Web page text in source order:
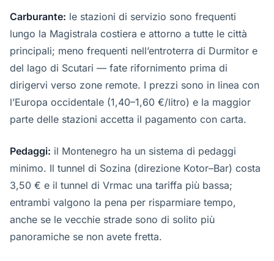
Carburante: le stazioni di servizio sono frequenti
lungo la Magistrala costiera e attorno a tutte le città
principali; meno frequenti nell’entroterra di Durmitor e
del lago di Scutari — fate rifornimento prima di
dirigervi verso zone remote. I prezzi sono in linea con
l’Europa occidentale (1,40–1,60 €/litro) e la maggior
parte delle stazioni accetta il pagamento con carta.
Pedaggi: il Montenegro ha un sistema di pedaggi
minimo. Il tunnel di Sozina (direzione Kotor–Bar) costa
3,50 € e il tunnel di Vrmac una tariffa più bassa;
entrambi valgono la pena per risparmiare tempo,
anche se le vecchie strade sono di solito più
panoramiche se non avete fretta.